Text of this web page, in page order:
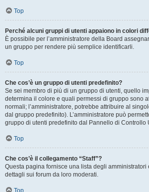
Top
Perché alcuni gruppi di utenti appaiono in colori
È possibile per l’amministratore della Board
un gruppo per rendere più semplice identificarli.
Top
Che cos’è un gruppo di utenti predefinito?
Se sei membro di più di un gruppo di utenti, quello
determina il colore e quali permessi di gruppo sono
normali; l’amministratore, potrebbe attribuire al
dal gruppo predefinito). L’amministratore può
gruppo di utenti predefinito dal Pannello di Controllo
Top
Che cos’è il collegamento “Staff”?
Questa pagina fornisce una lista degli
dettagli sui forum da loro moderati.
Top